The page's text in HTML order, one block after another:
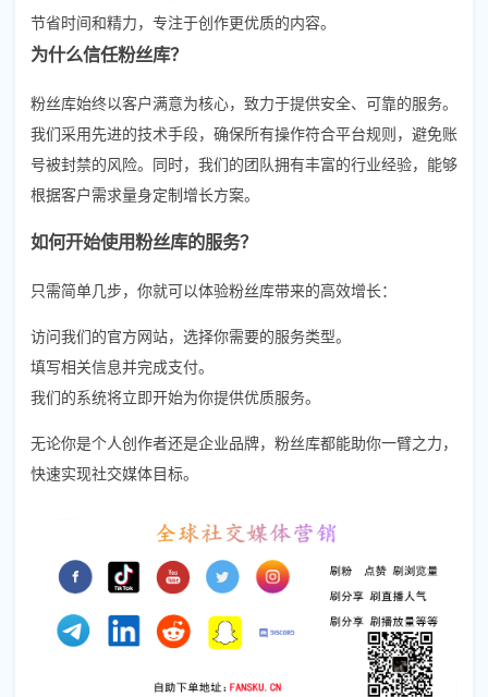
节省时间和精力，专注于创作更优质的内容。
为什么信任粉丝库？
粉丝库始终以客户满意为核心，致力于提供安全、可靠的服务。
我们采用先进的技术手段，确保所有操作符合平台规则，避免账
号被封禁的风险。同时，我们的团队拥有丰富的行业经验，能够
根据客户需求量身定制增长方案。
如何开始使用粉丝库的服务？
只需简单几步，你就可以体验粉丝库带来的高效增长：
访问我们的官方网站，选择你需要的服务类型。
填写相关信息并完成支付。
我们的系统将立即开始为你提供优质服务。
无论你是个人创作者还是企业品牌，粉丝库都能助你一臂之力，
快速实现社交媒体目标。